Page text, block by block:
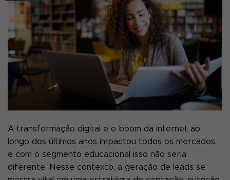
A transformação digital e o boom da internet ao
longo dos últimos anos impactou todos os mercados,
e com o segmento educacional isso não seria
diferente. Nesse contexto, a geração de leads se